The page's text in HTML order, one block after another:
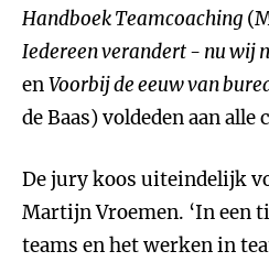
Handboek Teamcoaching
Iedereen verandert - nu wij
enVoorbij de eeuw van
de Baas) voldeden aan alle
De jury koos uiteindelijk
Martijn Vroemen. ‘In een
teams en het werken in